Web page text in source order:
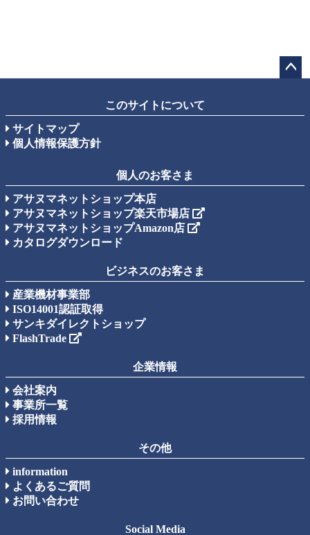
ップ
このサイトについて
サイトマップ
個人情報保護方針
個人のお客さま
アサヌマネットショップ本店
アサヌマネットショップ楽天市場店
アサヌマネットショップAmazon店
カタログダウンロード
ビジネスのお客さま
産業機材事業部
ISO14001認証取得
サンキダイレクトショップ
FlashTrade
企業情報
会社案内
事業所一覧
採用情報
その他
information
よくあるご質問
お問い合わせ
Social Media